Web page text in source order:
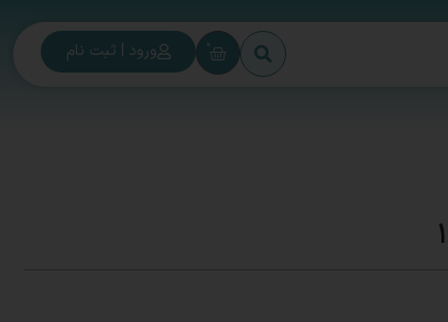
0 ورود | ثبت نام